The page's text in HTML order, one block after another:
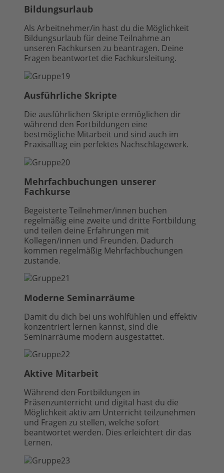
Bildungsurlaub
Als Arbeitnehmer/in hast du die Möglichkeit
Bildungsurlaub für deine Teilnahme an
unseren Fachkursen zu beantragen. Deine
Fragen beantwortet die Fachkursleitung.
Ausführliche Skripte
Die ausführlichen Skripte ermöglichen dir
während den Fortbildungen eine
bestmögliche Mitarbeit und sind auch im
Praxisalltag ein perfektes Nachschlagewerk.
Mehrfachbuchungen unserer
Fachkurse
Begeisterte Teilnehmer/innen buchen
regelmäßig eine zweite und dritte Fortbildung
und teilen deine Erfahrungen mit
Kollegen/innen und Freunden. Dadurch
kommen regelmäßig Mehrfachbuchungen
zustande.
Moderne Seminarräume
Damit du dich bei uns wohlfühlen und effektiv
konzentriert lernen kannst, sind die
Seminarräume modern ausgestattet.
Aktive Mitarbeit
Während den Fortbildungen in
Präsenzunterricht und digital hast du die
Möglichkeit aktiv am Unterricht teilzunehmen
und Fragen zu stellen, welche sofort
beantwortet werden. Dies erleichtert dir das
Lernen.